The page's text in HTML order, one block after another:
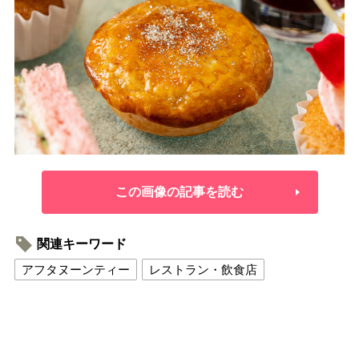
この画像の記事を読む
関連キーワード
アフタヌーンティー
レストラン・飲食店